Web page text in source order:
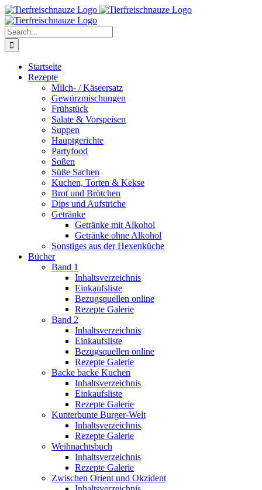
Skip
to
content
Facebook
YouTube
X
Pinterest
Instagram
Search
for:
Startseite
Rezepte
Milch- / Käseersatz
Gewürzmischungen
Frühstück
Salate & Vorspeisen
Suppen
Hauptgerichte
Partyfood
Soßen
Süße Sachen
Kuchen, Torten & Kekse
Brot und Brötchen
Dips und Aufstriche
Getränke
Getränke mit Alkohol
Getränke ohne Alkohol
Sonstiges aus der Hexenküche
Bücher
Band 1
Inhaltsverzeichnis
Einkaufsliste
Bezugsquellen online
Rezepte Galerie
Band 2
Inhaltsverzeichnis
Einkaufsliste
Bezugsquellen online
Rezepte Galerie
Backe backe Kuchen
Inhaltsverzeichnis
Einkaufsliste
Rezepte Galerie
Kunterbunte Burger-Welt
Inhaltsverzeichnis
Rezepte Galerie
Weihnachtsbuch
Inhaltsverzeichnis
Rezepte Galerie
Zwischen Orient und Okzident